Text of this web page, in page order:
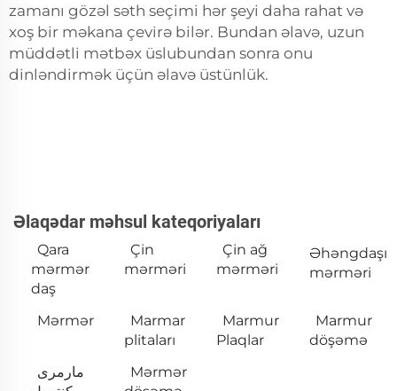
zamanı gözəl səth seçimi hər şeyi daha rahat və
xoş bir məkana çevirə bilər. Bundan əlavə, uzun
müddətli mətbəx üslubundan sonra onu
dinləndirmək üçün əlavə üstünlük.
Əlaqədar məhsul kateqoriyaları
Qara
mərmər
daş
Çin
mərməri
Çin ağ
mərməri
Əhəngdaşı
mərməri
Mərmər
Marmar
plitaları
Marmur
Plaqlar
Marmur
döşəmə
مارمری
Mərmər